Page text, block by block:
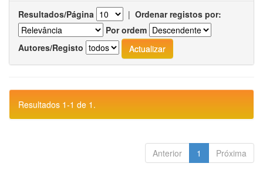
Resultados/Página | Ordenar registos por:
Por ordem
Autores/Registo
Resultados 1-1 de 1.
Anterior 1 Próxima